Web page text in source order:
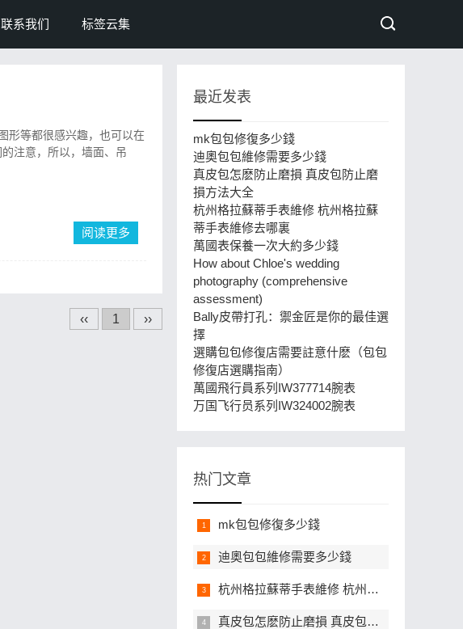
联系我们 标签云集
形等都很感兴趣，也可以在
注意，所以，墙面、吊
阅读更多
‹‹ 1 ››
最近发表
mk包包修復多少錢
迪奧包包維修需要多少錢
​真皮包怎麽防止磨損 真皮包防止磨
損方法大全
杭州格拉蘇蒂手表維修 杭州格拉蘇
蒂手表維修去哪裏
​萬國表保養一次大約多少錢
How about Chloe's wedding
photography (comprehensive
assessment)
​Bally皮帶打孔：禦金匠是你的最佳選
擇
選購包包修復店需要註意什麽（包包
修復店選購指南）
萬國飛行員系列IW377714腕表
万国飞行员系列IW324002腕表
热门文章
mk包包修復多少錢
迪奧包包維修需要多少錢
杭州格拉蘇蒂手表維修 杭州格拉蘇蒂手表維修去哪裏
​真皮包怎麽防止磨損 真皮包防止磨損方法大全